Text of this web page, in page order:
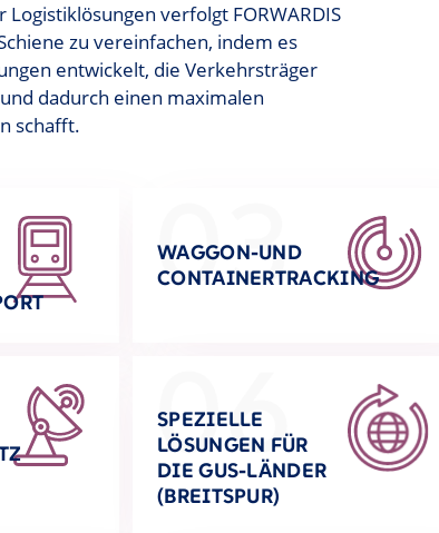
verfolgt FORWARDIS
zu vereinfachen, indem es
entwickelt, die Verkehrsträger
dadurch einen maximalen
schafft.
03
WAGGON-UND
CONTAINERTRACKING
06
SPEZIELLE
LÖSUNGEN FÜR
DIE GUS-LÄNDER
(BREITSPUR)